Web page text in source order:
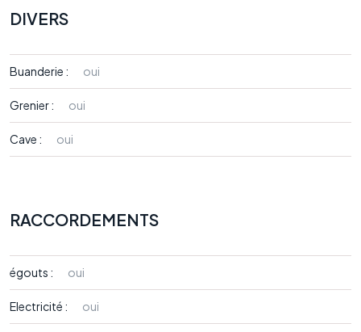
DIVERS
Buanderie : oui
Grenier : oui
Cave : oui
RACCORDEMENTS
égouts : oui
Electricité : oui